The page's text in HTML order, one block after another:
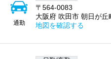
通勤
〒564-0083
大阪府 吹田市 朝日が丘
地図を確認する